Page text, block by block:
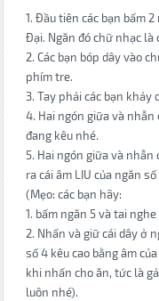
1. Đầu tiên các bạn bấm
Đại. Ngăn đó chữ nhạc là
2. Các bạn bóp dây vào
phím tre.
3. Tay phải các bạn khảy
4. Hai ngón giữa và nhẫn
đang kêu nhé.
5. Hai ngón giữa và
ra cái âm LIU của ngăn
(Mẹo: các bạn hãy:
1. bấm ngăn 5 và tai nghe
2. Nhấn và giữ cái dây ở
số 4 kêu cao bằng âm
khi nhấn cho ăn, tức là
luôn nhé).